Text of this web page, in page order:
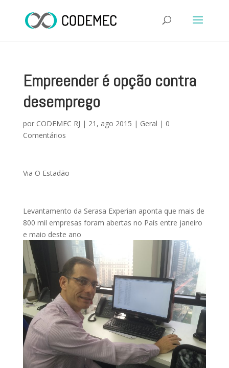
Empreender é opção contra
desemprego
por CODEMEC RJ | 21, ago 2015 | Geral | 0
Comentários
Via O Estadão
Levantamento da Serasa Experian aponta que mais de
800 mil empresas foram abertas no País entre janeiro
e maio deste ano